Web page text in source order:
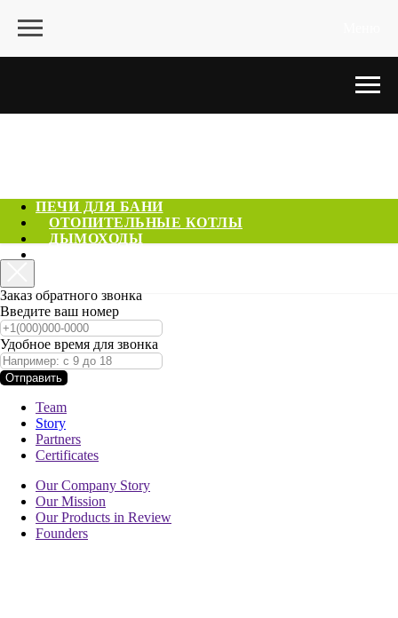
ПЕЧИ ДЛЯ БАНИ
ОТОПИТЕЛЬНЫЕ КОТЛЫ
ДЫМОХОДЫ
Заказ обратного звонка
Введите ваш номер
Удобное время для звонка
Отправить
Team
Story
Partners
Certificates
Our Company Story
Our Mission
Our Products in Review
Founders